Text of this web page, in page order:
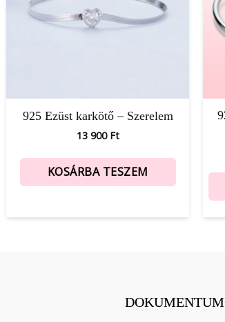
925 Ezüst karkötő – Szerelem
13 900 Ft
KOSÁRBA TESZEM